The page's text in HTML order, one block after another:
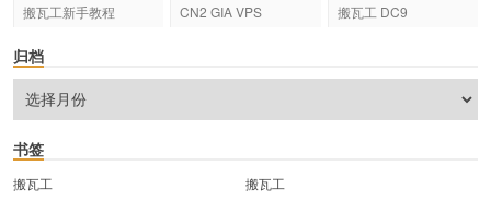
搬瓦工新手教程
CN2 GIA VPS 搬瓦工 DC9
归档
书签
搬瓦工
搬瓦工